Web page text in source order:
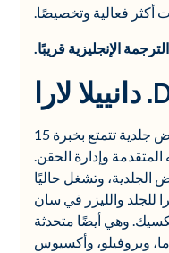
أكثر فعالية وتخصيصًا.
الإنجليزية قريبًا.
الدكتورة دانييلا لارا هي طبيبة أمراض جلدية تتمتع بخبرة 15
وإدارة الحقن.
وتشغل حاليًا
للجلد والليزر في سان
وهي أيضًا متحدثة
وبروفيلو، وأكسيوس